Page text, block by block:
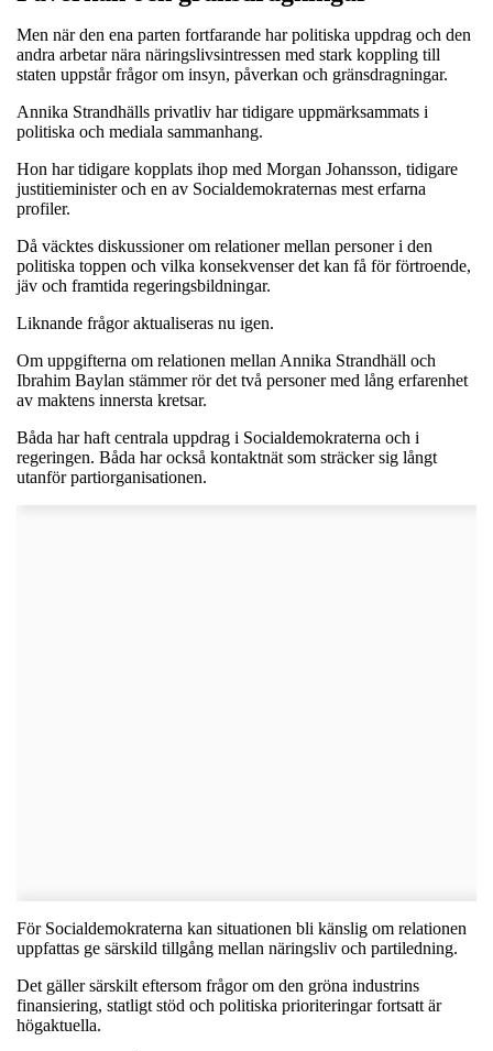
Men när den ena parten fortfarande har politiska uppdrag och den
andra arbetar nära näringslivsintressen med stark koppling till
staten uppstår frågor om insyn, påverkan och gränsdragningar.
Annika Strandhälls privatliv har tidigare uppmärksammats i
politiska och mediala sammanhang.
Hon har tidigare kopplats ihop med Morgan Johansson, tidigare
justitieminister och en av Socialdemokraternas mest erfarna
profiler.
Då väcktes diskussioner om relationer mellan personer i den
politiska toppen och vilka konsekvenser det kan få för förtroende,
jäv och framtida regeringsbildningar.
Liknande frågor aktualiseras nu igen.
Om uppgifterna om relationen mellan Annika Strandhäll och
Ibrahim Baylan stämmer rör det två personer med lång erfarenhet
av maktens innersta kretsar.
Båda har haft centrala uppdrag i Socialdemokraterna och i
regeringen. Båda har också kontaktnät som sträcker sig långt
utanför partiorganisationen.
För Socialdemokraterna kan situationen bli känslig om relationen
uppfattas ge särskild tillgång mellan näringsliv och partiledning.
Det gäller särskilt eftersom frågor om den gröna industrins
finansiering, statligt stöd och politiska prioriteringar fortsatt är
högaktuella.